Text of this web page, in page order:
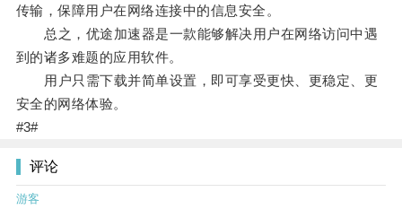
传输，保障用户在网络连接中的信息安全。
总之，优途加速器是一款能够解决用户在网络访问中遇
到的诸多难题的应用软件。
用户只需下载并简单设置，即可享受更快、更稳定、更
安全的网络体验。
#3#
评论
游客